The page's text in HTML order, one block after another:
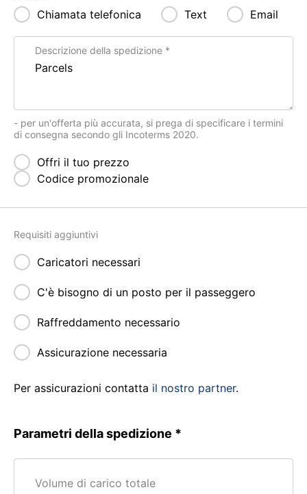
Chiamata telefonica
Text Email
Descrizione della spedizione
- per un'offerta più accurata, si prega di specificare i termini
di consegna secondo gli Incoterms 2020.
Offri il tuo prezzo
Codice promozionale
Requisiti aggiuntivi
Caricatori necessari
C'è bisogno di un posto per il passeggero
Raffreddamento necessario
Assicurazione necessaria
Per assicurazioni contatta il nostro partner.
Parametri della spedizione
Volume di carico totale